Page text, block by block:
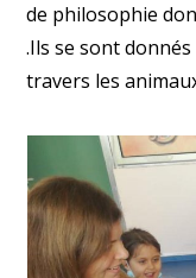
de philosophie
.Ils se sont
travers les